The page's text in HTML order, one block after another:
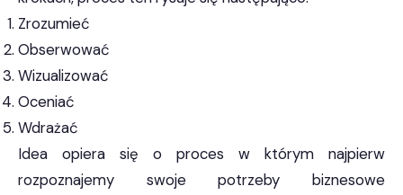
Zrozumieć
Obserwować
Wizualizować
Oceniać
Wdrażać
Idea opiera się o proces w którym najpierw
rozpoznajemy swoje potrzeby biznesowe